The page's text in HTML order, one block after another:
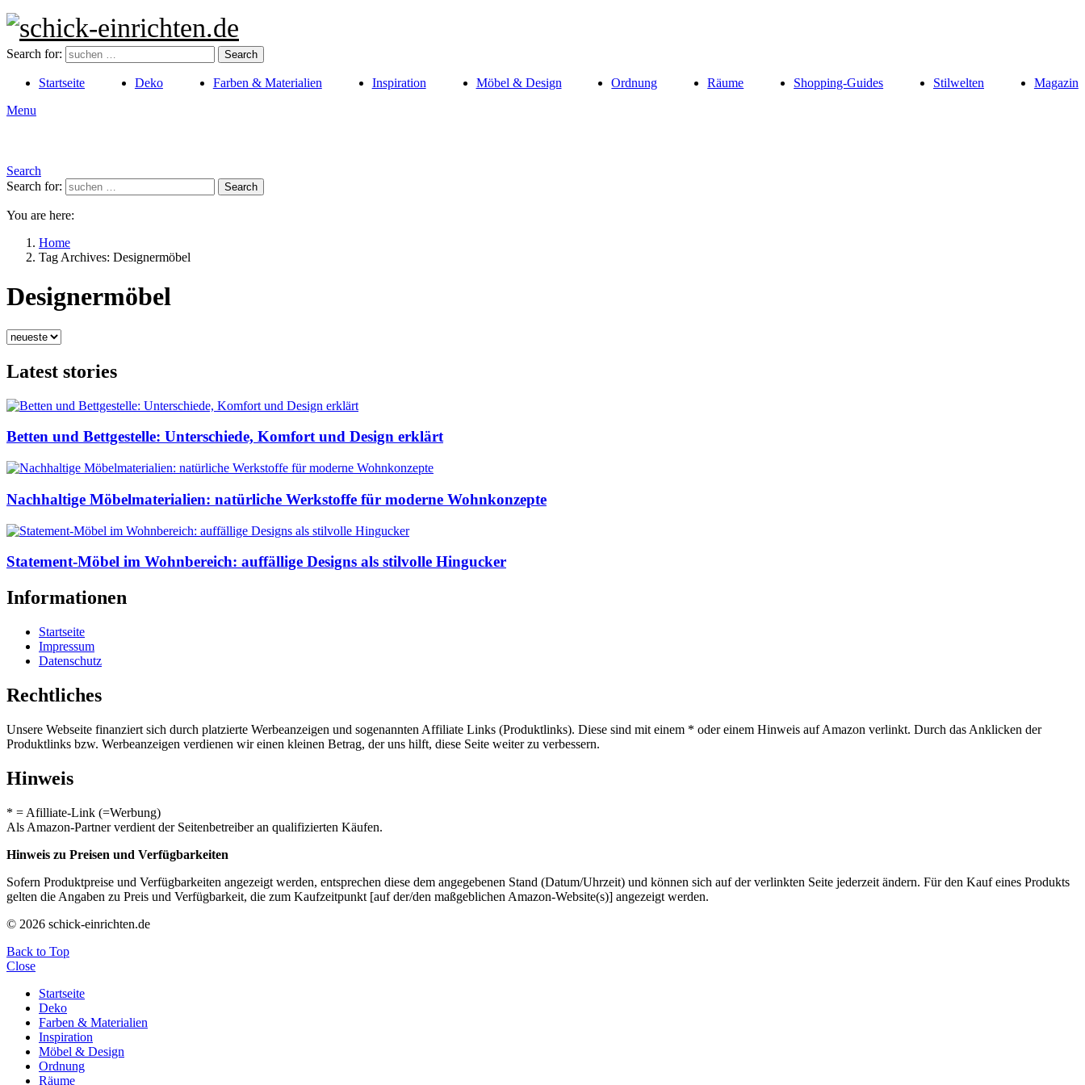
Search for: Search
Startseite Deko Farben & Materialien Inspiration Möbel & Design Ordnung Räume Shopping-Guides Stilwelten
Magazin
Menu
Search
Search for:
Search
You are here:
Home
Tag Archives: Designermöbel
Designermöbel
Latest stories
Betten und Bettgestelle: Unterschiede, Komfort und Design erklärt
Nachhaltige Möbelmaterialien: natürliche Werkstoffe für moderne Wohnkonzepte
Statement-Möbel im Wohnbereich: auffällige Designs als stilvolle Hingucker
Informationen
Startseite
Impressum
Datenschutz
Rechtliches
Unsere Webseite finanziert sich durch platzierte Werbeanzeigen und sogenannten Affiliate Links (Produktlinks). Diese sind mit einem * oder einem Hinweis auf Amazon verlinkt. Durch das Anklicken der
Produktlinks bzw. Werbeanzeigen verdienen wir einen kleinen Betrag, der uns hilft, diese Seite weiter zu verbessern.
Hinweis
* = Afilliate-Link (=Werbung)
Als Amazon-Partner verdient der Seitenbetreiber an qualifizierten Käufen.
Hinweis zu Preisen und Verfügbarkeiten
Sofern Produktpreise und Verfügbarkeiten angezeigt werden, entsprechen diese dem angegebenen Stand (Datum/Uhrzeit) und können sich auf der verlinkten Seite jederzeit ändern. Für den Kauf eines Produkts
gelten die Angaben zu Preis und Verfügbarkeit, die zum Kaufzeitpunkt [auf der/den maßgeblichen Amazon-Website(s)] angezeigt werden.
© 2026 schick-einrichten.de
Back to Top
Close
Startseite
Deko
Farben & Materialien
Inspiration
Möbel & Design
Ordnung
Räume